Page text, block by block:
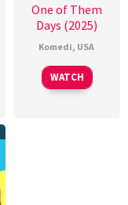
One of Them
Days (2025)
Komedi, USA
16
Jan
Lawrence
Lamont
WATCH